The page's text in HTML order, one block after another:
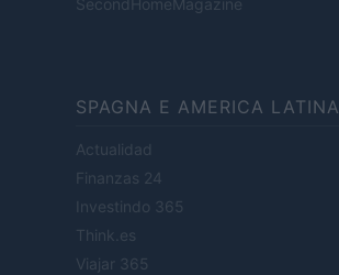
SecondHomeMagazine
SPAGNA E AMERICA LATINA
Actualidad
Finanzas 24
Investindo 365
Think.es
Viajar 365